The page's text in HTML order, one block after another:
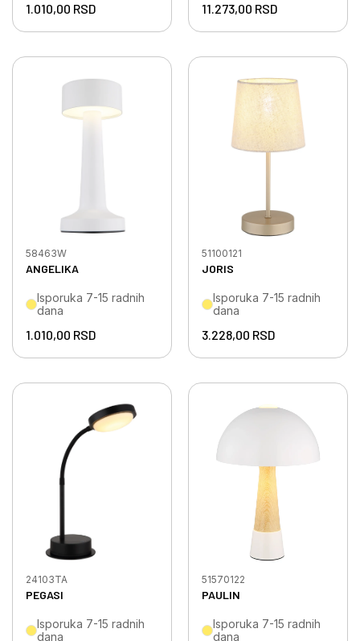
1.010,00 RSD 11.273,00 RSD
ANGELIKA
58463W
Isporuka 7-15 radnih
dana
1.010,00 RSD
JORIS
51100121
Isporuka 7-15 radnih
dana
3.228,00 RSD
PEGASI
24103TA
Isporuka 7-15 radnih
dana
PAULIN
51570122
Isporuka 7-15 radnih
dana